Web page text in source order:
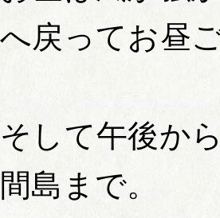
へ戻ってお昼ご
そして午後か
間島まで。